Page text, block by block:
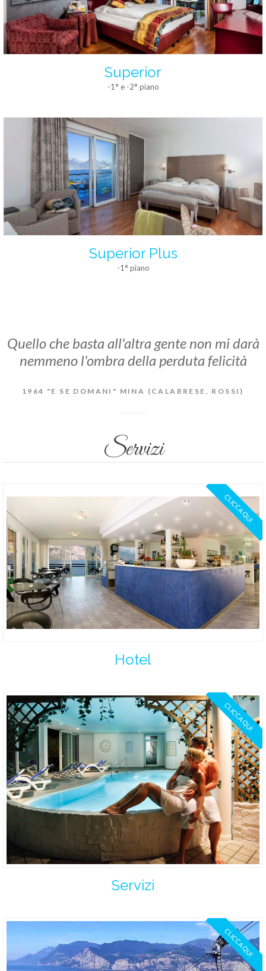
Superior
-1° e -2° piano
Superior Plus
-1° piano
Quello che basta all'altra gente non mi darà
nemmeno l'ombra della perduta felicità
1964 "E SE DOMANI" MINA (CALABRESE, ROSSI)
Servizi
CLICCA QUI
Hotel
CLICCA QUI
Servizi
CLICCA QUI